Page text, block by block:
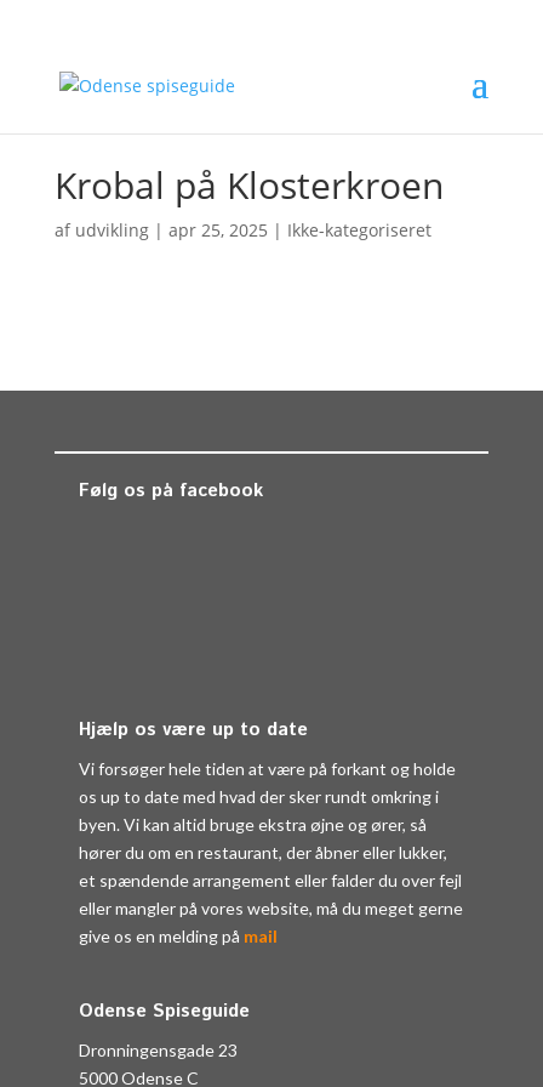
Krobal på Klosterkroen
af udvikling| apr 25, 2025 | Ikke-kategoriseret
Følg os på facebook
Hjælp os være up to date
Vi forsøger hele tiden at være på forkant og holde
os up to date med hvad der sker rundt omkring i
byen. Vi kan altid bruge ekstra øjne og ører, så
hører du om en restaurant, der åbner eller lukker,
et spændende arrangement eller falder du over fejl
eller mangler på vores website, må du meget gerne
give os en melding på mail
Odense Spiseguide
Dronningensgade 23
5000 Odense C